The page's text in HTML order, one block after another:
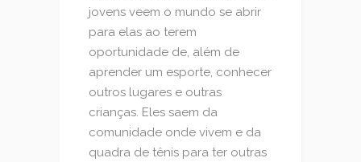
jovens veem o mundo se abrir
para elas ao terem
oportunidade de, além de
aprender um esporte, conhecer
outros lugares e outras
crianças. Eles saem da
comunidade onde vivem e da
quadra de tênis para ter outras